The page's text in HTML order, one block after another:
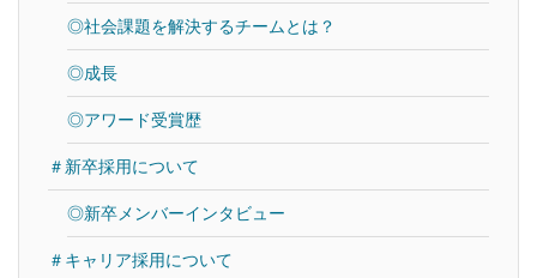
◎社会課題を解決するチームとは？
◎成長
◎アワード受賞歴
＃新卒採用について
◎新卒メンバーインタビュー
＃キャリア採用について